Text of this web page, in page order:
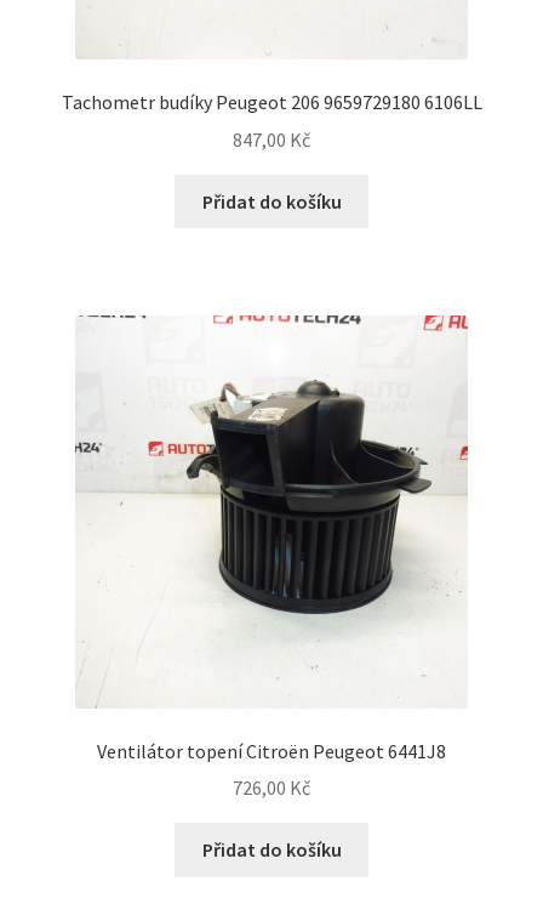
Tachometr budíky Peugeot 206 9659729180 6106LL
847,00 Kč
Přidat do košíku
Ventilátor topení Citroën Peugeot 6441J8
726,00 Kč
Přidat do košíku